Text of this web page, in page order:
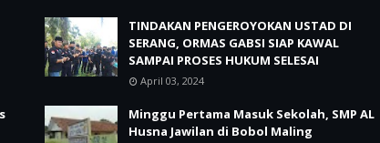
TINDAKAN PENGEROYOKAN USTAD DI
SERANG, ORMAS GABSI SIAP KAWAL
SAMPAI PROSES HUKUM SELESAI
April 03, 2024
Minggu Pertama Masuk Sekolah, SMP AL
Husna Jawilan di Bobol Maling